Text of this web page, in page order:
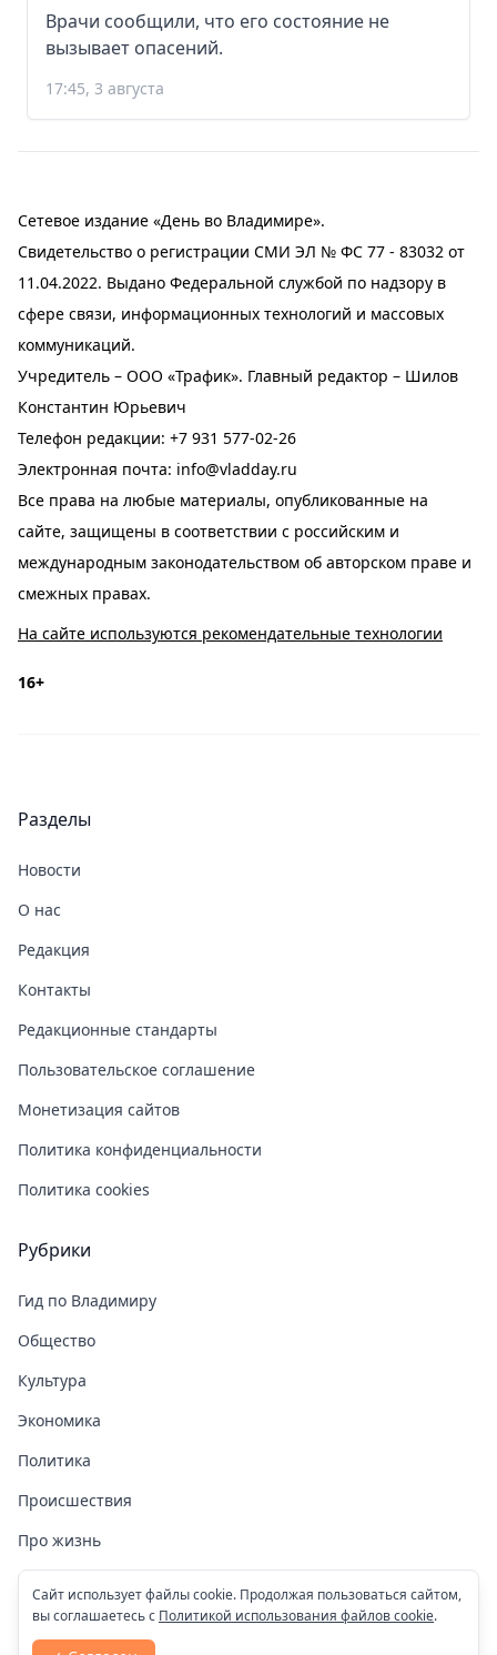
Врачи сообщили, что его состояние не
вызывает опасений.
17:45, 3 августа
Сетевое издание «День во Владимире».
Свидетельство о регистрации СМИ ЭЛ № ФС 77 - 83032 от
11.04.2022. Выдано Федеральной службой по надзору в
сфере связи, информационных технологий и массовых
коммуникаций.
Учредитель – ООО «Трафик». Главный редактор – Шилов
Константин Юрьевич
Телефон редакции: +7 931 577-02-26
Электронная почта: info@vladday.ru
Все права на любые материалы, опубликованные на
сайте, защищены в соответствии с российским и
международным законодательством об авторском праве и
смежных правах.
На сайте используются рекомендательные технологии
16+
Разделы
Новости
О нас
Редакция
Контакты
Редакционные стандарты
Пользовательское соглашение
Монетизация сайтов
Политика конфиденциальности
Политика cookies
Рубрики
Гид по Владимиру
Общество
Культура
Экономика
Политика
Происшествия
Про жизнь
Здоровье
COVID-19
Сайт использует файлы cookie. Продолжая пользоваться сайтом,
вы соглашаетесь с Политикой использования файлов cookie.